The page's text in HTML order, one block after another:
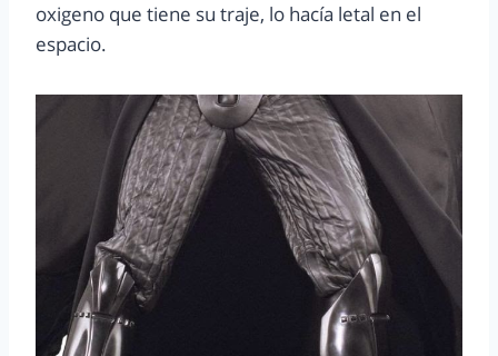
oxigeno que tiene su traje, lo hacía letal en el
espacio.